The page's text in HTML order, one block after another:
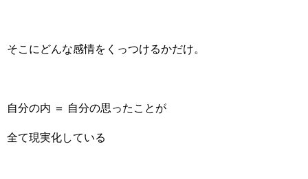
そこにどんな感情をくっつけるかだけ。
自分の内 ＝ 自分の思ったことが
全て現実化している